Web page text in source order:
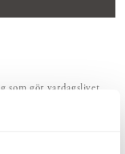
som gör vardagslivet